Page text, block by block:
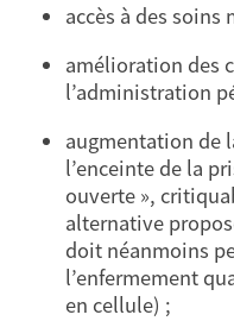
accès à des soins
amélioration des
l’administration
augmentation de
l’enceinte de la
ouverte »,
alternative
doit néanmoins
l’enfermement
en cellule) ;